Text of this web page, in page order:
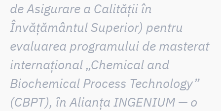
de Asigurare a Calității în
Învățământul Superior) pentru
evaluarea programului de masterat
internațional „Chemical and
Biochemical Process Technology”
(CBPT), în Alianța INGENIUM — o